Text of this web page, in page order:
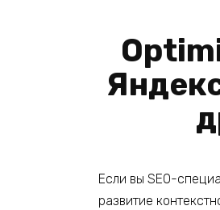
Если вы SEO-
развитие